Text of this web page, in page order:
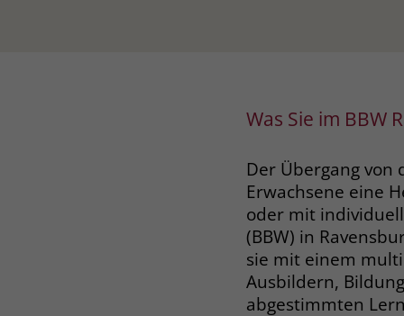
Was Sie im BBW
Der Übergang von
Erwachsene eine
oder mit
(BBW) in
sie mit einem
Ausbildern,
abgestimmten